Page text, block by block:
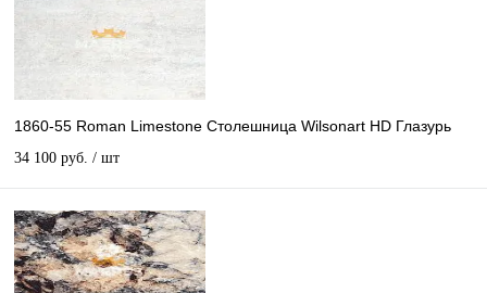
1860-55 Roman Limestone Столешница Wilsonart HD Глазурь
34 100 руб. / шт